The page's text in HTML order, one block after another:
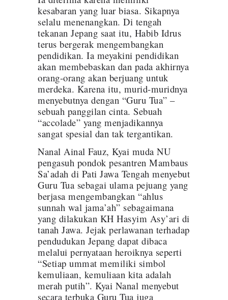
kesabaran yang luar biasa. Sikapnya
selalu menenangkan. Di tengah
tekanan Jepang saat itu, Habib Idrus
terus bergerak mengembangkan
pendidikan. Ia meyakini pendidikan
akan membebaskan dan pada akhirnya
orang-orang akan berjuang untuk
merdeka. Karena itu, murid-muridnya
menyebutnya dengan “Guru Tua” –
sebuah panggilan cinta. Sebuah
“accolade” yang menjadikannya
sangat spesial dan tak tergantikan.
Nanal Ainal Fauz, Kyai muda NU
pengasuh pondok pesantren Mambaus
Sa’adah di Pati Jawa Tengah menyebut
Guru Tua sebagai ulama pejuang yang
berjasa mengembangkan “ahlus
sunnah wal jama’ah” sebagaimana
yang dilakukan KH Hasyim Asy’ari di
tanah Jawa. Jejak perlawanan terhadap
pendudukan Jepang dapat dibaca
melalui pernyataan heroiknya seperti
“Setiap ummat memiliki simbol
kemuliaan, kemuliaan kita adalah
merah putih”. Kyai Nanal menyebut
secara terbuka Guru Tua juga